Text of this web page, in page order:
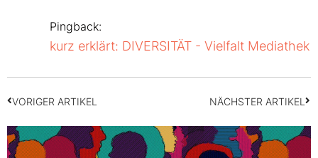
Pingback:
kurz erklärt: DIVERSITÄT - Vielfalt Mediathek
VORIGER ARTIKEL NÄCHSTER ARTIKEL